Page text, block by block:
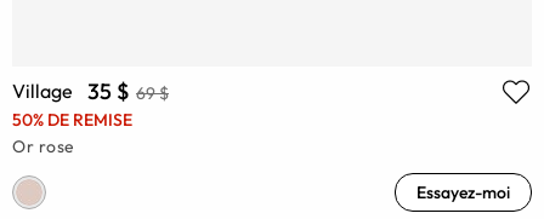
Village 35 $ 69 $
50% DE REMISE
Or rose
Essayez-moi